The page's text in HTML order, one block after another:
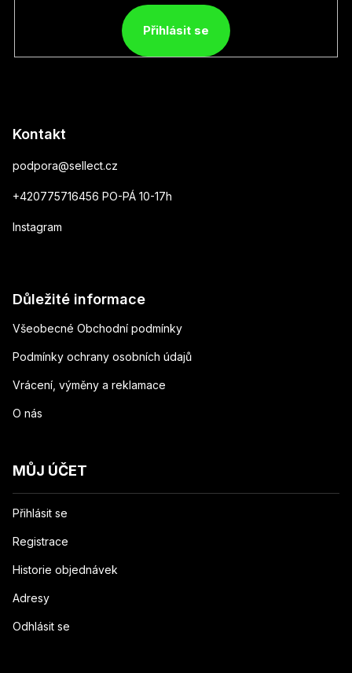
Přihlásit se
Kontakt
podpora@sellect.cz
+420775716456 PO-PÁ 10-17h
Instagram
Důležité informace
Všeobecné Obchodní podmínky
Podmínky ochrany osobních údajů
Vrácení, výměny a reklamace
O nás
MŮJ ÚČET
Přihlásit se
Registrace
Historie objednávek
Adresy
Odhlásit se